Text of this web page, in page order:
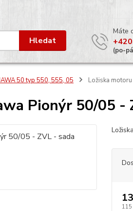
Hledat
Máte
(po-
50 typ 550, 555, 05 Ložiska
Pionýr 50/05 -
115